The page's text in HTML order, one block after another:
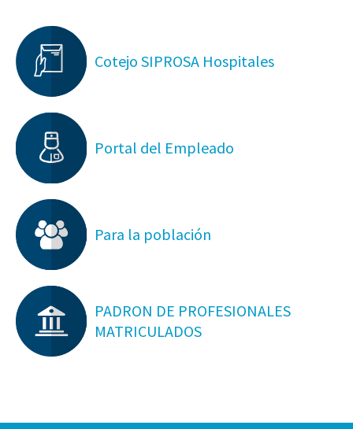
Cotejo SIPROSA Hospitales
Portal del Empleado
Para la población
PADRON DE PROFESIONALES
MATRICULADOS